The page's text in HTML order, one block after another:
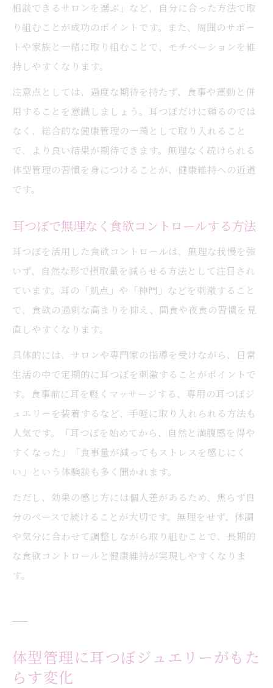
相談できるサロンを選ぶ」など、自分に合った方法で取
り組むことが成功のポイントです。また、周囲のサポー
トや家族と一緒に取り組むことで、モチベーションを維
持しやすくなります。
注意点としては、過度な期待を持たず、食事や運動と併
用することを意識しましょう。耳つぼだけに頼るのでは
なく、総合的な健康管理の一環として取り入れること
で、より良い結果が期待できます。無理なく続けられる
体型管理の習慣を身につけることが、健康維持への近道
です。
耳つぼで無理なく食欲コントロールする方法
耳つぼを活用した食欲コントロールは、無理な我慢を強
いず、自然な形で摂取量を減らせる方法として注目され
ています。耳の「飢点」や「神門」などを刺激すること
で、食欲の過剰な高まりを抑え、間食や夜食の習慣を見
直しやすくなります。
具体的には、サロンや専門家の指導を受けながら、日常
生活の中で定期的に耳つぼを刺激することがポイントで
す。食事前に耳を軽くマッサージする、専用の耳つぼジ
ュエリーを装着するなど、手軽に取り入れられる方法も
人気です。「耳つぼを始めてから、自然と満腹感を得や
すくなった」「食事量が減ってもストレスを感じにく
い」という体験談も多く聞かれます。
ただし、効果の感じ方には個人差があるため、焦らず自
分のペースで続けることが大切です。無理をせず、体調
や気分に合わせて調整しながら取り組むことで、長期的
な食欲コントロールと健康維持が実現しやすくなりま
す。
体型管理に耳つぼジュエリーがもた
らす変化